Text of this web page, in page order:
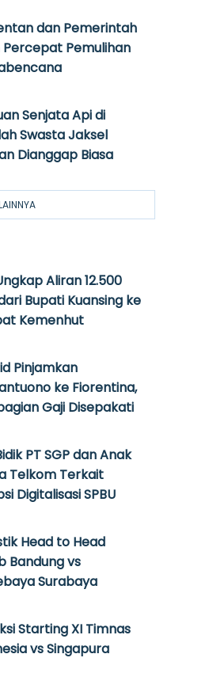
dan Pemerintah
Pemulihan
Senjata Api di
Swasta Jaksel
Dianggap Biasa
Aliran 12.500
Bupati Kuansing ke
Kemenhut
Pinjamkan
ke Fiorentina,
Gaji Disepakati
PT SGP dan Anak
Telkom Terkait
Digitalisasi SPBU
Head to Head
Bandung vs
Surabaya
Starting XI Timnas
vs Singapura